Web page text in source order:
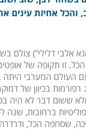
והכל אחיזת עינים
זו תקופה של
העולם המערבי היתה
בכיוון של
ששום דבר לא
ברחובות, שנה
שסחפה הכל,